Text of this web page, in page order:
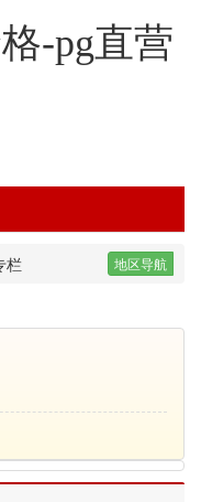
-pg直营
栏 地区导航